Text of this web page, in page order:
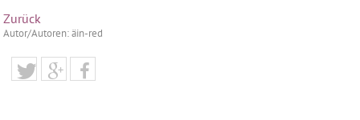
Zurück
Autor/Autoren: äin-red